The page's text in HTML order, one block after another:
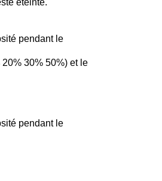
pendant le
30% 50%) et le
pendant le